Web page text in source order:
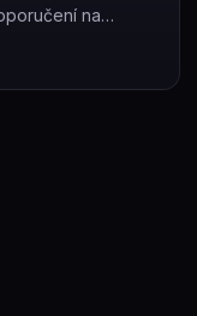
na
pomocí